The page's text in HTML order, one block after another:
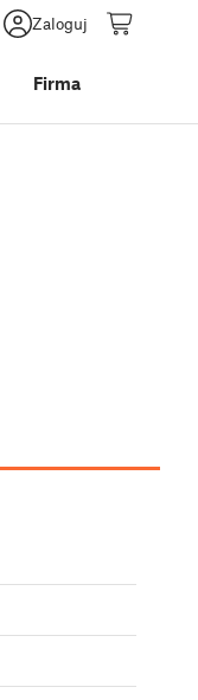
Zaloguj
Firma